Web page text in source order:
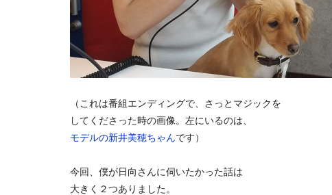
（これは番組エンディングで、さっとマジックを
してくださった時の画像。左にいるのは、
モデルの新井美穂ちゃんです）
今回、僕が日向さんに伺いたかった話は
大きく２つありました。